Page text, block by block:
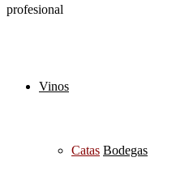
profesional
Vinos
Catas Bodegas